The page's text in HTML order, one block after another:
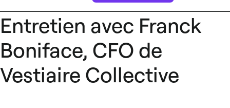
Entretien avec Franck
Boniface, CFO de
Vestiaire Collective